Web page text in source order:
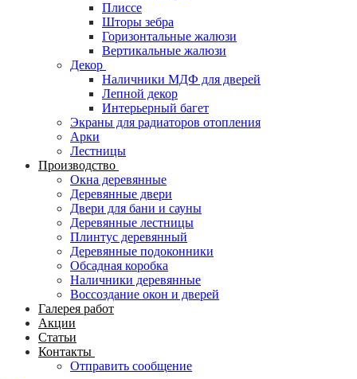
Плиссе
Шторы зебра
Горизонтальные жалюзи
Вертикальные жалюзи
Декор
Наличники МДФ для дверей
Лепной декор
Интерьерный багет
Экраны для радиаторов отопления
Арки
Лестницы
Производство
Окна деревянные
Деревянные двери
Двери для бани и сауны
Деревянные лестницы
Плинтус деревянный
Деревянные подоконники
Обсадная коробка
Наличники деревянные
Воссоздание окон и дверей
Галерея работ
Акции
Статьи
Контакты
Отправить сообщение